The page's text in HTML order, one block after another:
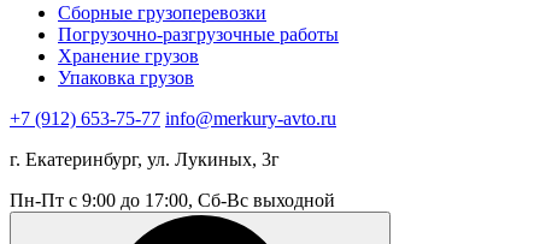
Сборные грузоперевозки
Погрузочно-разгрузочные работы
Хранение грузов
Упаковка грузов
+7 (912) 653-75-77 info@merkury-avto.ru
г. Екатеринбург, ул. Лукиных, 3г
Пн-Пт с 9:00 до 17:00, Сб-Вс выходной